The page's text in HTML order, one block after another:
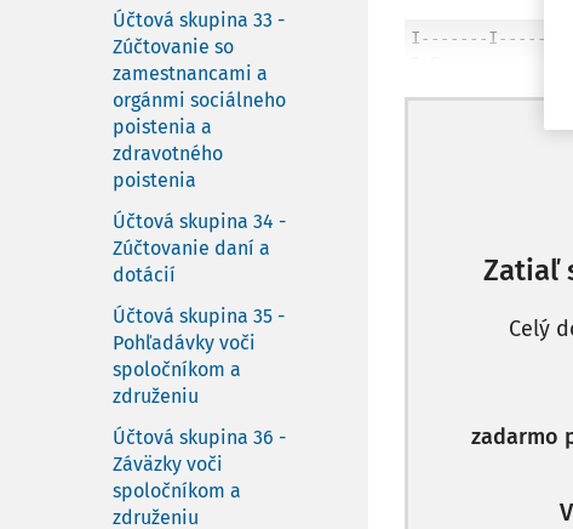
Účtová skupina 33 -
Zúčtovanie so
zamestnancami a
orgánmi sociálneho
poistenia a
zdravotného
poistenia
Účtová skupina 34 -
Zúčtovanie daní a
dotácií
Účtová skupina 35 -
Pohľadávky voči
spoločníkom a
združeniu
Účtová skupina 36 -
Záväzky voči
spoločníkom a
združeniu
I-------
Zatiaľ
Celý
zadarmo